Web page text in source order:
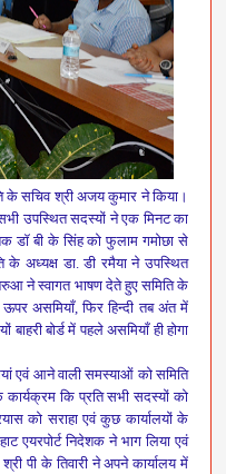
के सचिव श्री अजय कुमार ने किया।
उपस्थित सदस्यों ने एक मिनट का
डॉ बी के सिंहको फुलाम गमोछा से
के अध्‍यक्ष डा. डीरमैयाने उपस्थित
ने स्वागत भाषण देते हुए समिति के
ऊपर असमियाँ, फिर हिन्दी तब अंत में
बोर्ड में पहले असमियाँ ही होगा
एवं आने वाली समस्याओं को समिति
कार्यक्रम कि प्रति सभी सदस्यों को
को सराहा एवंकुछ कार्यालयों के
एयरपोर्ट निदेशक ने भाग लिया एवं
श्री पी के तिवारी नेअपने कार्यालय में